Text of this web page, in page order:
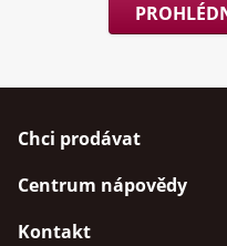
Chci prodávat
Centrum nápovědy
Kontakt